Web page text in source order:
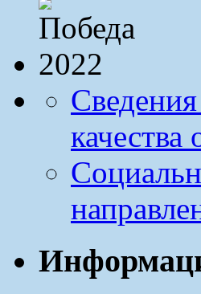
качества